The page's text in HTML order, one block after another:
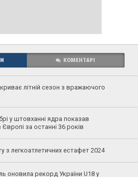
КОМЕНТАРІ
літній сезон з вражаючого
у штовханні ядра показав
за останні 36 років
з легкоатлетичних естафет 2024
оновила рекорд України U18 у